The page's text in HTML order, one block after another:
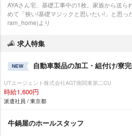
AYAさん宅、基礎工事中の1枚。家族から送ら
めて「狭い!基礎マジックと思いたい!」と思
ram_home)より
求人特集
NEW 自動車製品の加工・組付け/寮
UTエージェント株式会社AGT南関東第二CU
時給1,600円
派遣社員 / 東京都
牛鍋屋のホールスタッフ